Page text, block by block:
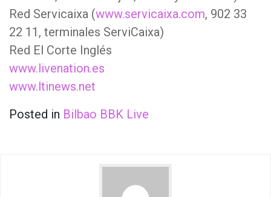
Red Servicaixa (www.servicaixa.com, 902 33
22 11, terminales ServiCaixa)
Red El Corte Inglés
www.livenation.es
www.ltinews.net
Posted in Bilbao BBK Live